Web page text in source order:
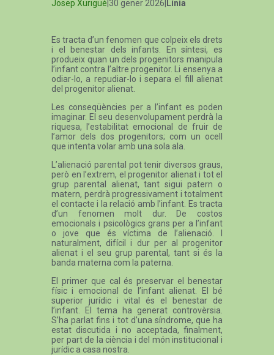
Josep Xurigué |30 gener 2026| Línia
Es tracta d’un fenomen que colpeix els drets
i el benestar dels infants. En síntesi, es
produeix quan un dels progenitors manipula
l’infant contra l’altre progenitor. Li ensenya a
odiar-lo, a repudiar-lo i separa el fill alienat
del progenitor alienat.
Les conseqüències per a l’infant es poden
imaginar. El seu desenvolupament perdrà la
riquesa, l’estabilitat emocional de fruir de
l’amor dels dos progenitors; com un ocell
que intenta volar amb una sola ala.
L’alienació parental pot tenir diversos graus,
però en l’extrem, el progenitor alienat i tot el
grup parental alienat, tant sigui patern o
matern, perdrà progressivament i totalment
el contacte i la relació amb l’infant. Es tracta
d’un fenomen molt dur. De costos
emocionals i psicològics grans per a l’infant
o jove que és víctima de l’alienació. I
naturalment, difícil i dur per al progenitor
alienat i el seu grup parental, tant si és la
banda materna com la paterna.
El primer que cal és preservar el benestar
físic i emocional de l’infant alienat. El bé
superior jurídic i vital és el benestar de
l’infant. El tema ha generat controvèrsia.
S’ha parlat fins i tot d’una síndrome, que ha
estat discutida i no acceptada, finalment,
per part de la ciència i del món institucional i
jurídic a casa nostra.